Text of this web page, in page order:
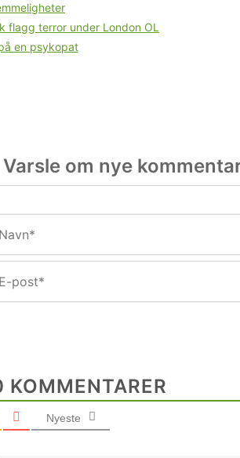
flagg terror under London OL
en psykopat
Varsle om nye
KOMMENTARER
Nyeste